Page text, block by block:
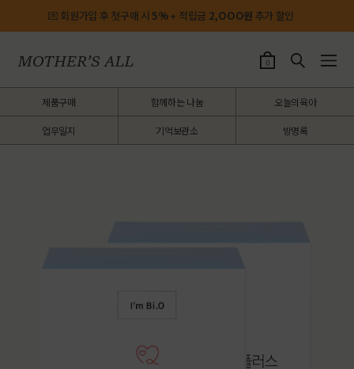
💌 회원가입 후 첫구매 시5%+ 적립금 2,OOO원 추가 할인
0
제품구매 함께하는 나눔 오늘의육아
업무일지 기억보관소 방명록